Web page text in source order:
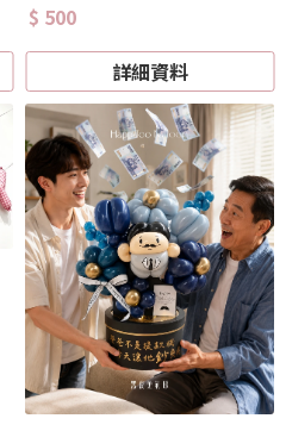
$ 500
詳細資料